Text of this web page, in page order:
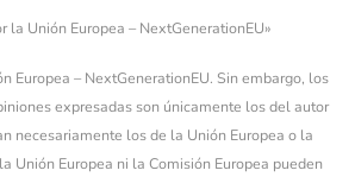
la Unión Europea – NextGenerationEU»
Europea – NextGenerationEU. Sin embargo, los
expresadas son únicamente los del autor
necesariamente los de la Unión Europea o la
Unión Europea ni la Comisión Europea pueden